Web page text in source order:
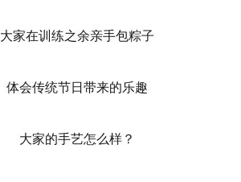
大家在训练之余亲手包粽子
体会传统节日带来的乐趣
大家的手艺怎么样？